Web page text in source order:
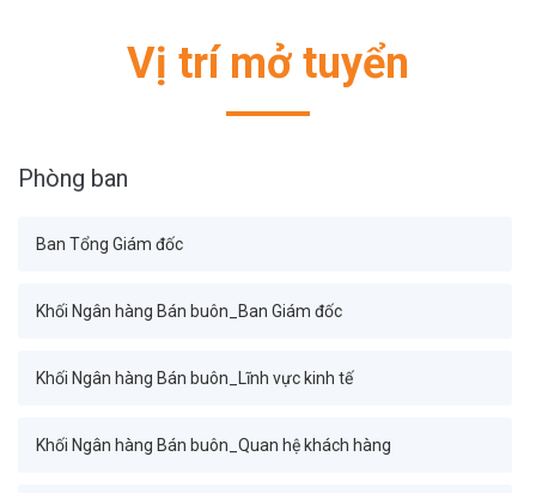
Vị trí mở tuyển
Phòng ban
Ban Tổng Giám đốc
Khối Ngân hàng Bán buôn_Ban Giám đốc
Khối Ngân hàng Bán buôn_Lĩnh vực kinh tế
Khối Ngân hàng Bán buôn_Quan hệ khách hàng